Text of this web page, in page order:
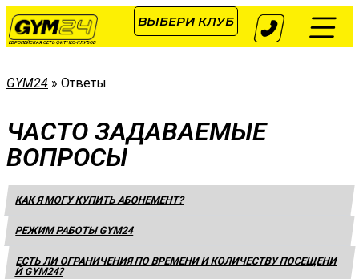
ЕВРОПЕЙСКАЯ СЕТЬ ФИТНЕС-КЛУБОВ
ВЫБЕРИ КЛУБ
GYM24 » Ответы
ЧАСТО ЗАДАВАЕМЫЕ
ВОПРОСЫ
КАК Я МОГУ КУПИТЬ АБОНЕМЕНТ?
РЕЖИМ РАБОТЫ GYM24
ЕСТЬ ЛИ ОГРАНИЧЕНИЯ ПО ВРЕМЕНИ И КОЛИЧЕСТВУ ПОСЕЩЕНИ
Й GYM24?